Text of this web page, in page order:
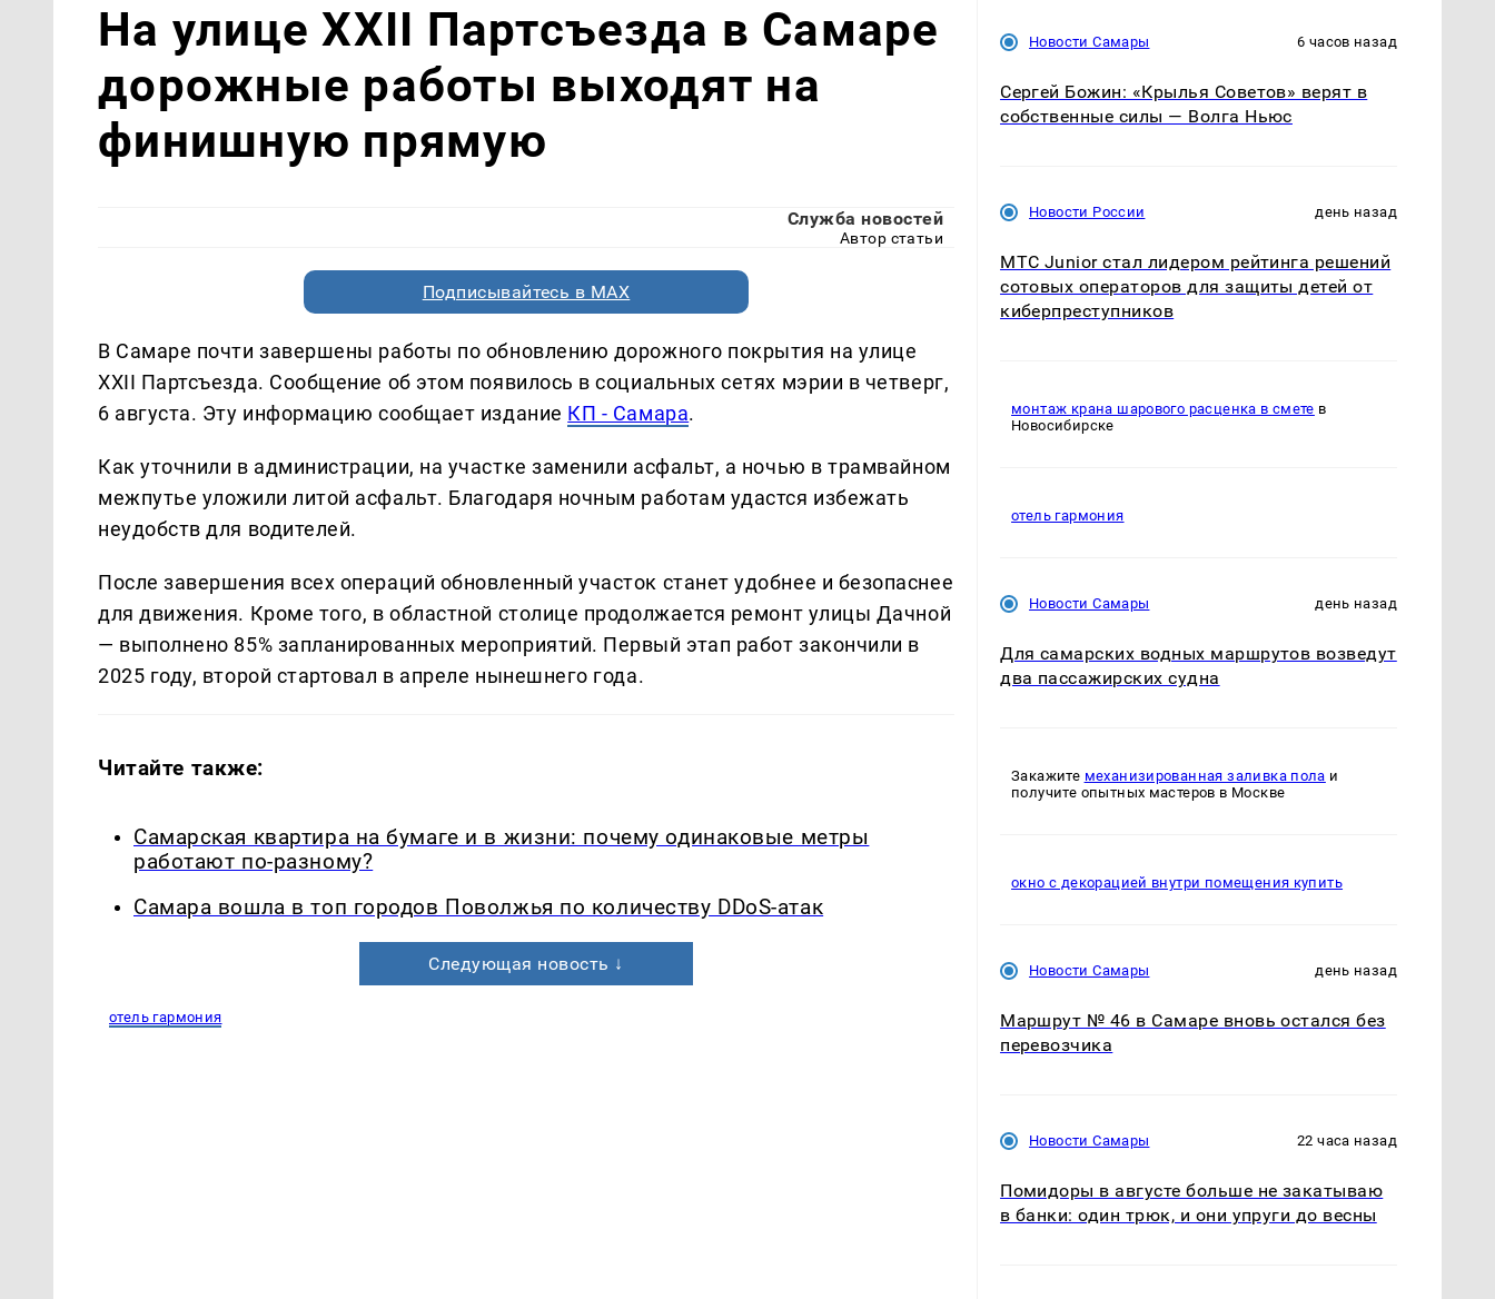
На улице XXII Партсъезда в Самаре
дорожные работы выходят на
финишную прямую
Служба новостей
Автор статьи
Подписывайтесь в MAX
В Самаре почти завершены работы по обновлению дорожного покрытия на улице
XXII Партсъезда. Сообщение об этом появилось в социальных сетях мэрии в четверг,
6 августа. Эту информацию сообщает издание КП - Самара.
Как уточнили в администрации, на участке заменили асфальт, а ночью в трамвайном
межпутье уложили литой асфальт. Благодаря ночным работам удастся избежать
неудобств для водителей.
После завершения всех операций обновленный участок станет удобнее и безопаснее
для движения. Кроме того, в областной столице продолжается ремонт улицы Дачной
— выполнено 85% запланированных мероприятий. Первый этап работ закончили в
2025 году, второй стартовал в апреле нынешнего года.
Читайте также:
Самарская квартира на бумаге и в жизни: почему одинаковые метры
работают по-разному?
Самара вошла в топ городов Поволжья по количеству DDoS-атак
Следующая новость ↓
отель гармония
Новости Самары 6 часов назад
Сергей Божин: «Крылья Советов» верят в
собственные силы — Волга Ньюс
Новости России день назад
МТС Junior стал лидером рейтинга решений
сотовых операторов для защиты детей от
киберпреступников
монтаж крана шарового расценка в смете в
Новосибирске
отель гармония
Новости Самары день назад
Для самарских водных маршрутов возведут
два пассажирских судна
Закажите механизированная заливка пола и
получите опытных мастеров в Москве
окно с декорацией внутри помещения купить
Новости Самары день назад
Маршрут № 46 в Самаре вновь остался без
перевозчика
Новости Самары 22 часа назад
Помидоры в августе больше не закатываю
в банки: один трюк, и они упруги до весны